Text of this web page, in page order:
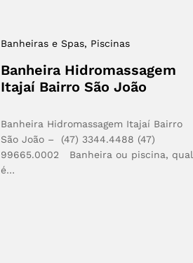
Banheiras e Spas, Piscinas
Banheira Hidromassagem
Itajaí Bairro São João
Banheira Hidromassagem Itajaí Bairro
São João – (47) 3344.4488 (47)
99665.0002 Banheira ou piscina, qual
é…